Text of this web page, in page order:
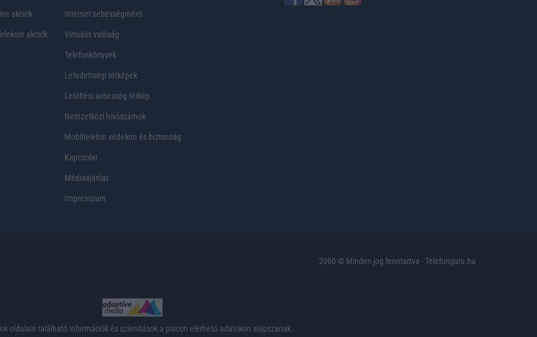
akciók
akciók
Internet sebességmérő
Virtuális valóság
Telefonkönyvek
Lefedettségi térképek
Letöltési sebesség térkép
Nemzetközi hívószámok
Mobiltelefon védelem és biztonság
Kapcsolat
Médiaajánlat
Impresszum
2000 © Minden jog fenntartva - Telefonguru.hu
oldalain található információk és számítások a piacon elérhető adatokon alapszanak.